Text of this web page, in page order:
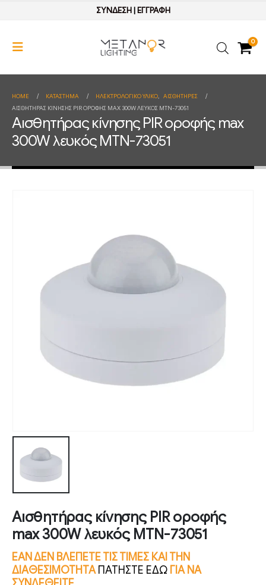
ΣΥΝΔΕΣΗ| ΕΓΓΡΑΦΗ
0
HOME ΚΑΤΆΣΤΗΜΑ ΗΛΕΚΤΡΟΛΟΓΙΚΟ ΥΛΙΚΟ, ΑΙΣΘΗΤΗΡΕΣ
ΑΙΣΘΗΤΉΡΑΣ ΚΊΝΗΣΗΣ PIR ΟΡΟΦΉΣ MAX 300W ΛΕΥΚΌΣ MTN-73051
Αισθητήρας κίνησης PIR οροφής max
300W λευκός MTN-73051
Αισθητήρας κίνησης PIR οροφής
max 300W λευκός MTN-73051
ΕΑΝ ΔΕΝ ΒΛΕΠΕΤΕ ΤΙΣ ΤΙΜΕΣ ΚΑΙ ΤΗΝ
ΔΙΑΘΕΣΙΜΟΤΗΤΑ ΠΑΤΗΣΤΕ ΕΔΩ ΓΙΑ ΝΑ